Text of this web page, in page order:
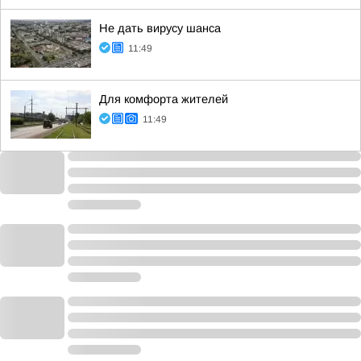
Не дать вирусу шанса
11:49
Для комфорта жителей
11:49